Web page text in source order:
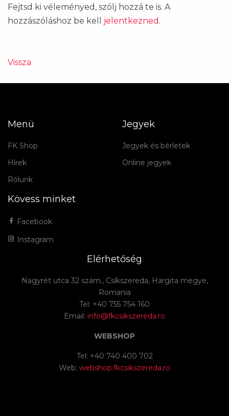
Fejtsd ki véleményed, szólj hozzá te is. A
hozzászóláshoz be kell jelentkezned .
Vissza
Menü
FK Shop
Hírek
Rólunk
Jegyek
Jegyek és bérletek
Online jegyek
Kövess minket
Facebook
Instagram
Elérhetőség
Nagyrét utca 32 szám., Csíkszereda, Hargita megye,
Romania
Tel: +40 755 754 160
Email: info@fkcsikszereda.ro
WEBSHOP
Tel: +40 740 400 702
Web: webshop.fkcsikszereda.ro